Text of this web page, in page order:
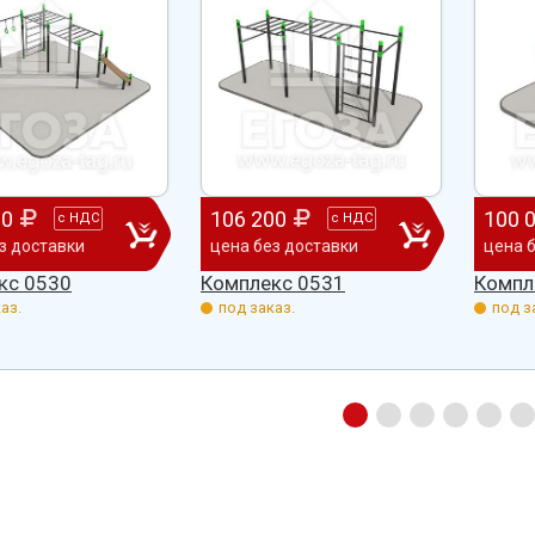
От всей души хочу поблагодарить
Добрый день) Ура! Наконец то у
наших детишек появилась
с НДС
доставки
0530
106 200 с НДС
цена без доставки
Комплекс 0531
под заказ.
100
цена
под